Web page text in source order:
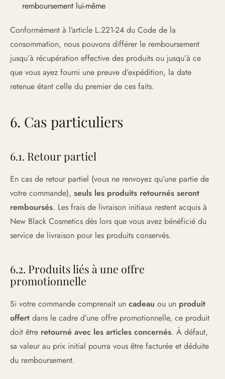
remboursement lui-même
Conformément à l’article L.221-24 du Code de la
consommation, nous pouvons différer le remboursement
jusqu’à récupération effective des produits ou jusqu’à ce
que vous ayez fourni une preuve d’expédition, la date
retenue étant celle du premier de ces faits.
6. Cas particuliers
6.1. Retour partiel
En cas de retour partiel (vous ne renvoyez qu’une partie de
votre commande), seuls les produits retournés seront
remboursés. Les frais de livraison initiaux restent acquis à
New Black Cosmetics dès lors que vous avez bénéficié du
service de livraison pour les produits conservés.
6.2. Produits liés à une offre
promotionnelle
Si votre commande comprenait un cadeau ou un produit
offert dans le cadre d’une offre promotionnelle, ce produit
doit être retourné avec les articles concernés. À défaut,
sa valeur au prix initial pourra vous être facturée et déduite
du remboursement.